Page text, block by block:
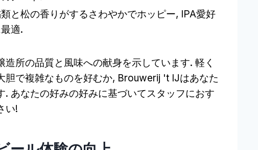
と松の香りがするさわやかでホッピー, IPA愛好
適.
所の品質と風味への献身を示しています. 軽く
胆で複雑なものを好むか, Brouwerij 't IJはあなた
. あなたの好みの好みに基づいてスタッフにおす
い!